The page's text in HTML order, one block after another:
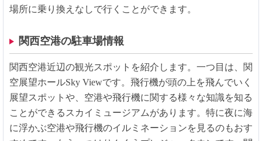
場所に乗り換えなしで行くことができます。
関西空港の駐車場情報
関西空港近辺の観光スポットを紹介します。一つ目は、関
空展望ホールSky Viewです。飛行機が頭の上を飛んでいく
展望スポットや、空港や飛行機に関する様々な知識を知る
ことができるスカイミュージアムがあります。特に夜に海
に浮かぶ空港や飛行機のイルミネーションを見るのもおす